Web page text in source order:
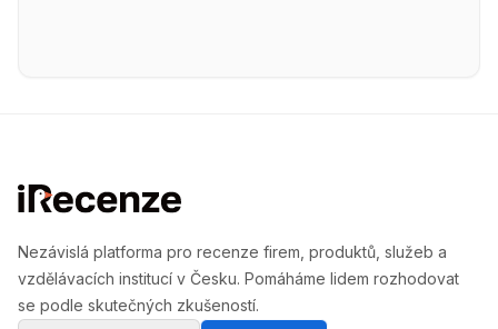
Nezávislá platforma pro recenze firem, produktů, služeb a
vzdělávacích institucí v Česku. Pomáháme lidem rozhodovat
se podle skutečných zkušeností.